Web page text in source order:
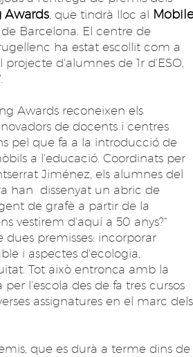
Awards, que tindrà lloc al
de Barcelona. El centre de
ha estat escollit com a
projecte d'alumnes de 1r d'ESO,
Awards reconeixen els
de docents i centres
pel que fa a la introducció de
a l'educació. Coordinats per
Jiménez, els alumnes del
han dissenyat un abric de
de grafè a partir de la
vestirem d'aquí a 50 anys?"
premisses: incorporar
i aspectes d'ecologia,
Tot això entronca amb la
l'escola des de fa tres cursos
assignatures en el marc dels
que es durà a terme dins de